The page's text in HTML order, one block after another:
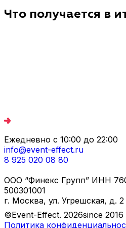
меняется экран или
Базово работаем в Москве
также по России —
Что получается в
Ежедневно с 10:00 до 22:00
info@event-effect.ru
8 925 020 08 80
ООО “Финекс Групп” ИНН
500301001
г. Москва, ул. Угрешская, д. 2
©Event-Effect. 2026since 2016
Политика